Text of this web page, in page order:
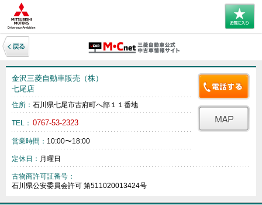
金沢三菱自動車販売（株）
七尾店
住所： 石川県七尾市古府町へ部１１番地
TEL： 0767-53-2323
営業時間： 10:00〜18:00
定休日： 月曜日
古物商許可証番号：
石川県公安委員会許可 第511020013424号